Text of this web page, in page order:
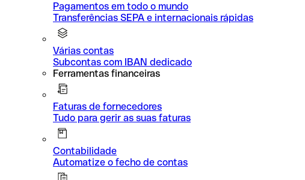
Pagamentos em todo o mundo
Transferências SEPA e internacionais rápidas
Várias contas
Subcontas com IBAN dedicado
Ferramentas financeiras
Faturas de fornecedores
Tudo para gerir as suas faturas
Contabilidade
Automatize o fecho de contas